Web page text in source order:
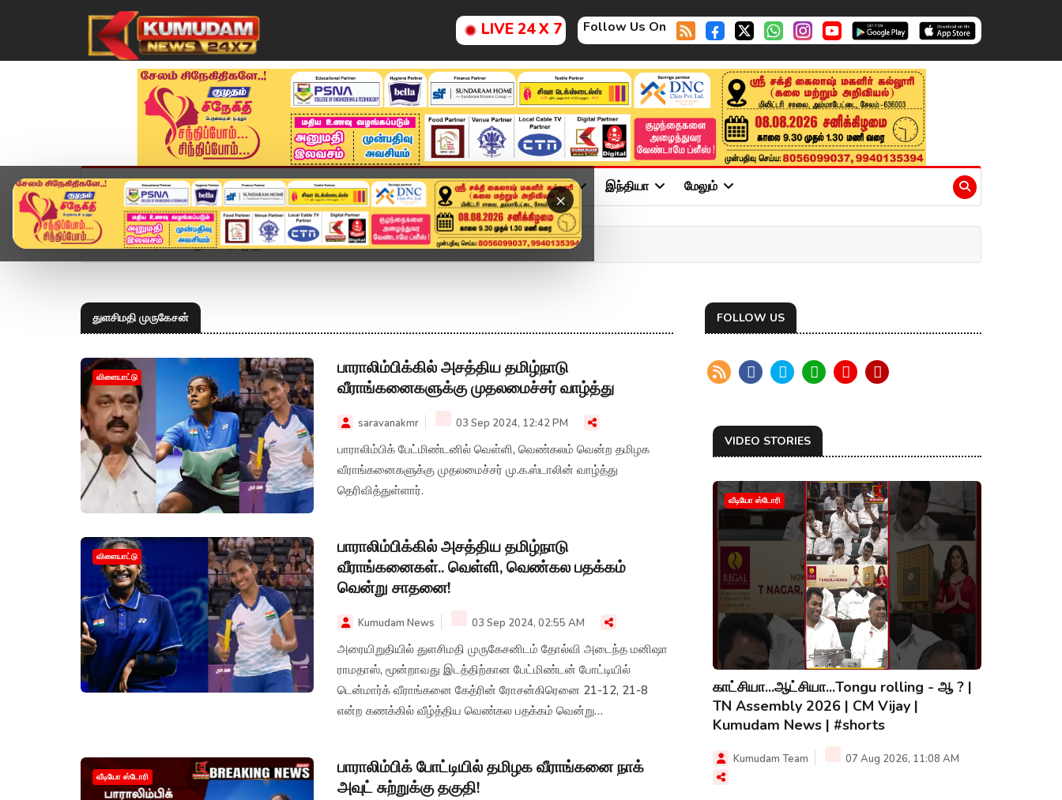
LIVE 24 X 7 Follow Us On
×
முகப்பு விளையாட்டு அண்மை தமிழ்நாடு சினிமா அரசியல் விளையாட்டு இந்தியா மேலும்
Home Topics துளசிமதி முருகேசன்
துளசிமதி முருகேசன்
விளையாட்டு
பாராலிம்பிக்கில் அசத்திய தமிழ்நாடு
வீராங்கனைகளுக்கு முதலமைச்சர் வாழ்த்து
saravanakmr 03 Sep 2024, 12:42 PM
பாராலிம்பிக் பேட்மிண்டனில் வெள்ளி, வெண்கலம் வென்ற தமிழக
வீராங்கனைகளுக்கு முதலமைச்சர் மு.க.ஸ்டாலின் வாழ்த்து
தெரிவித்துள்ளார்.
விளையாட்டு
பாராலிம்பிக்கில் அசத்திய தமிழ்நாடு
வீராங்கனைகள்.. வெள்ளி, வெண்கல பதக்கம்
வென்று சாதனை!
Kumudam News 03 Sep 2024, 02:55 AM
அரையிறுதியில் துளசிமதி முருகேசனிடம் தோல்வி அடைந்த மனிஷா
ராமதாஸ், மூன்றாவது இடத்திற்கான பேட்மிண்டன் போட்டியில்
டென்மார்க் வீராங்கனை கேத்ரின் ரோசன்கிரெனை 21-12, 21-8
என்ற கணக்கில் வீழ்த்திய வெண்கல பதக்கம் வென்று
வீடியோ ஸ்டோரி
பாராலிம்பிக் போட்டியில் தமிழக வீராங்கனை நாக்
அவுட் சுற்றுக்கு தகுதி!
FOLLOW US
VIDEO STORIES
வீடியோ ஸ்டோரி
காட்சியா...ஆட்சியா...Tongu rolling - ஆ ? |
TN Assembly 2026 | CM Vijay |
Kumudam News | #shorts
Kumudam Team 07 Aug 2026, 11:08 AM